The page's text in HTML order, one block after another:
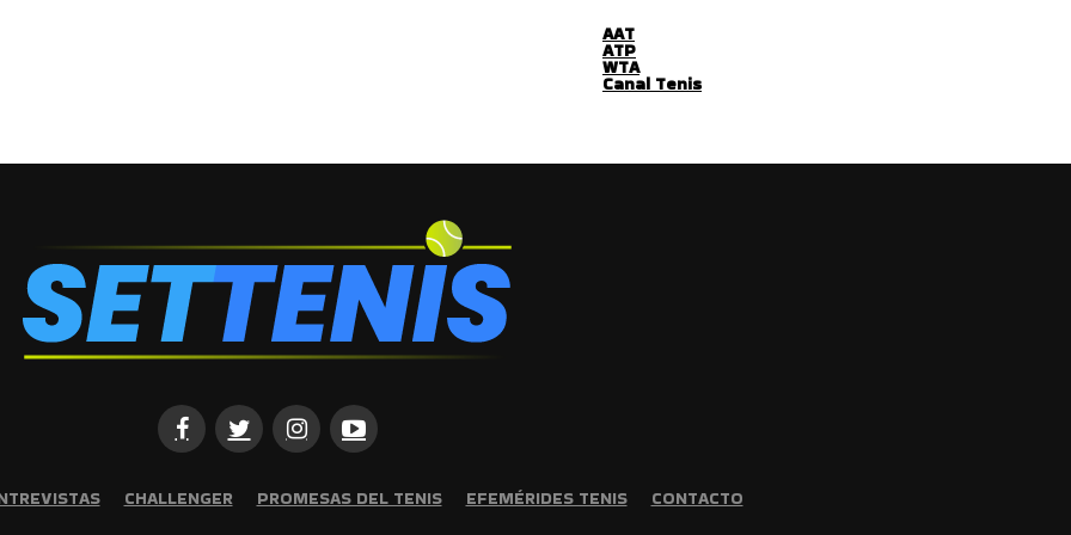
AAT
ATP
WTA
Canal Tenis
CHALLENGER PROMESAS DEL TENIS EFEMÉRIDES TENIS CONTACTO